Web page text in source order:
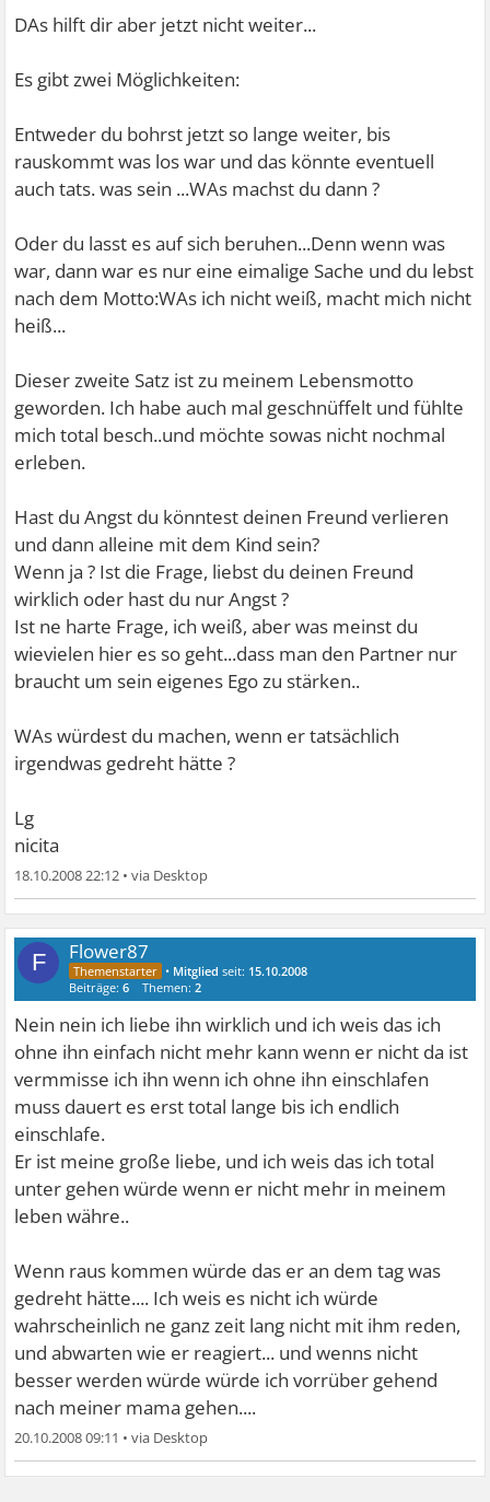
DAs hilft dir aber jetzt nicht weiter...
Es gibt zwei Möglichkeiten:
Entweder du bohrst jetzt so lange weiter, bis
rauskommt was los war und das könnte eventuell
auch tats. was sein ...WAs machst du dann ?
Oder du lasst es auf sich beruhen...Denn wenn was
war, dann war es nur eine eimalige Sache und du lebst
nach dem Motto:WAs ich nicht weiß, macht mich nicht
heiß...
Dieser zweite Satz ist zu meinem Lebensmotto
geworden. Ich habe auch mal geschnüffelt und fühlte
mich total besch..und möchte sowas nicht nochmal
erleben.
Hast du Angst du könntest deinen Freund verlieren
und dann alleine mit dem Kind sein?
Wenn ja ? Ist die Frage, liebst du deinen Freund
wirklich oder hast du nur Angst ?
Ist ne harte Frage, ich weiß, aber was meinst du
wievielen hier es so geht...dass man den Partner nur
braucht um sein eigenes Ego zu stärken..
WAs würdest du machen, wenn er tatsächlich
irgendwas gedreht hätte ?
Lg
nicita
18.10.2008 22:12 •
F Flower87
• Mitglied seit: 15.10.2008
Beiträge:6 Themen:2
Nein nein ich liebe ihn wirklich und ich weis das ich
ohne ihn einfach nicht mehr kann wenn er nicht da ist
vermmisse ich ihn wenn ich ohne ihn einschlafen
muss dauert es erst total lange bis ich endlich
einschlafe.
Er ist meine große liebe, und ich weis das ich total
unter gehen würde wenn er nicht mehr in meinem
leben währe..
Wenn raus kommen würde das er an dem tag was
gedreht hätte.... Ich weis es nicht ich würde
wahrscheinlich ne ganz zeit lang nicht mit ihm reden,
und abwarten wie er reagiert... und wenns nicht
besser werden würde würde ich vorrüber gehend
nach meiner mama gehen....
20.10.2008 09:11 •